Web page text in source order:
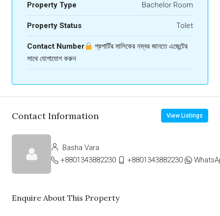
Property Type Bachelor Room
Property Status Tolet
Contact Number
প্রপার্টির মালিকের নম্বর জানতে এজেন্টের
সাথে যোগাযোগ করুন
Contact Information View Listings
Basha Vara
+8801343882230
+8801343882230
Enquire About This Property